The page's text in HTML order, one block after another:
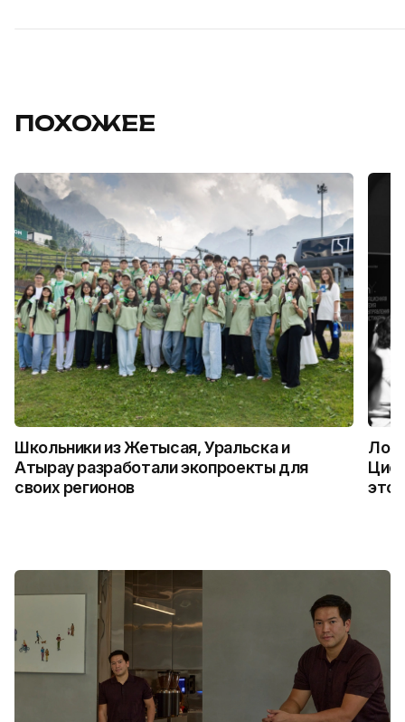
ПОХОЖЕЕ
Школьники из Жетысая, Уральска и
Атырау разработали экопроекты для
своих регионов
это